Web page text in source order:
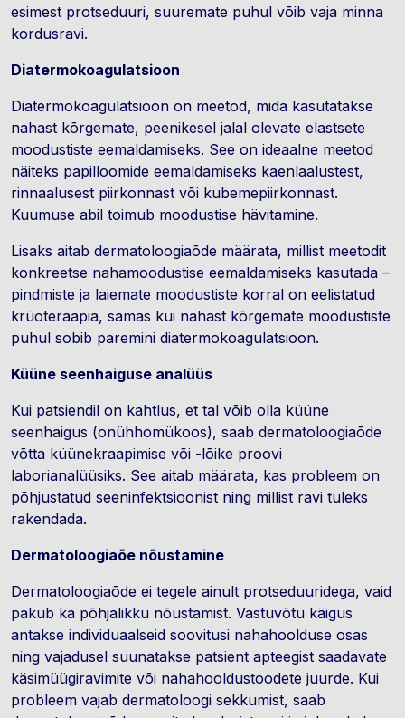
esimest protseduuri, suuremate puhul võib vaja minna
kordusravi.
Diatermokoagulatsioon
Diatermokoagulatsioon on meetod, mida kasutatakse
nahast kõrgemate, peenikesel jalal olevate elastsete
moodustiste eemaldamiseks. See on ideaalne meetod
näiteks papilloomide eemaldamiseks kaenlaalustest,
rinnaalusest piirkonnast või kubemepiirkonnast.
Kuumuse abil toimub moodustise hävitamine.
Lisaks aitab dermatoloogiaõde määrata, millist meetodit
konkreetse nahamoodustise eemaldamiseks kasutada –
pindmiste ja laiemate moodustiste korral on eelistatud
krüoteraapia, samas kui nahast kõrgemate moodustiste
puhul sobib paremini diatermokoagulatsioon.
Küüne seenhaiguse analüüs
Kui patsiendil on kahtlus, et tal võib olla küüne
seenhaigus (onühhomükoos), saab dermatoloogiaõde
võtta küünekraapimise või -lõike proovi
laborianalüüsiks. See aitab määrata, kas probleem on
põhjustatud seeninfektsioonist ning millist ravi tuleks
rakendada.
Dermatoloogiaõe nõustamine
Dermatoloogiaõde ei tegele ainult protseduuridega, vaid
pakub ka põhjalikku nõustamist. Vastuvõtu käigus
antakse individuaalseid soovitusi nahahoolduse osas
ning vajadusel suunatakse patsient apteegist saadavate
käsimüügiravimite või nahahooldustoodete juurde. Kui
probleem vajab dermatoloogi sekkumist, saab